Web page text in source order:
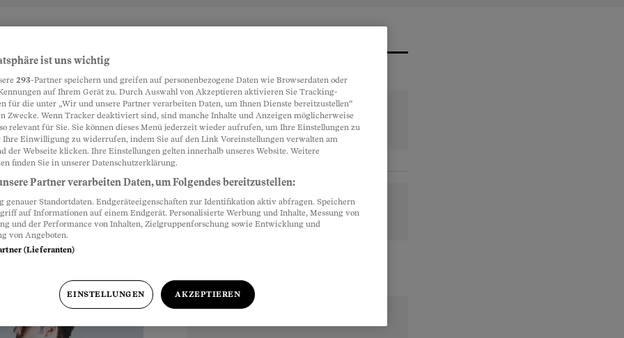
zerstört
– und wurde vom
einer
ist uns wichtig
293-Partner speichern und greifen auf personenbezogene Daten wie Browserdaten oder
auf Ihrem Gerät zu. Durch Auswahl von Akzeptieren aktivieren Sie Tracking-
für die unter „Wir und unsere Partner verarbeiten Daten, um Ihnen Dienste bereitzustellen“
Zwecke. Wenn Tracker deaktiviert sind, sind manche Inhalte und Anzeigen möglicherweise
relevant für Sie. Sie können dieses Menü jederzeit wieder aufrufen, um Ihre Einstellungen zu
Ihre Einwilligung zu widerrufen, indem Sie auf den Link Voreinstellungen verwalten am
der Webseite klicken. Ihre Einstellungen gelten innerhalb unseres Website. Weitere
finden Sie in unserer Datenschutzerklärung.
Partner verarbeiten Daten, um Folgendes bereitzustellen:
genauer Standortdaten. Endgeräteeigenschaften zur Identifikation aktiv abfragen. Speichern
auf Informationen auf einem Endgerät. Personalisierte Werbung und Inhalte, Messung von
und der Performance von Inhalten, Zielgruppenforschung sowie Entwicklung und
von Angeboten.
(Lieferanten)
EINSTELLUNGEN AKZEPTIEREN